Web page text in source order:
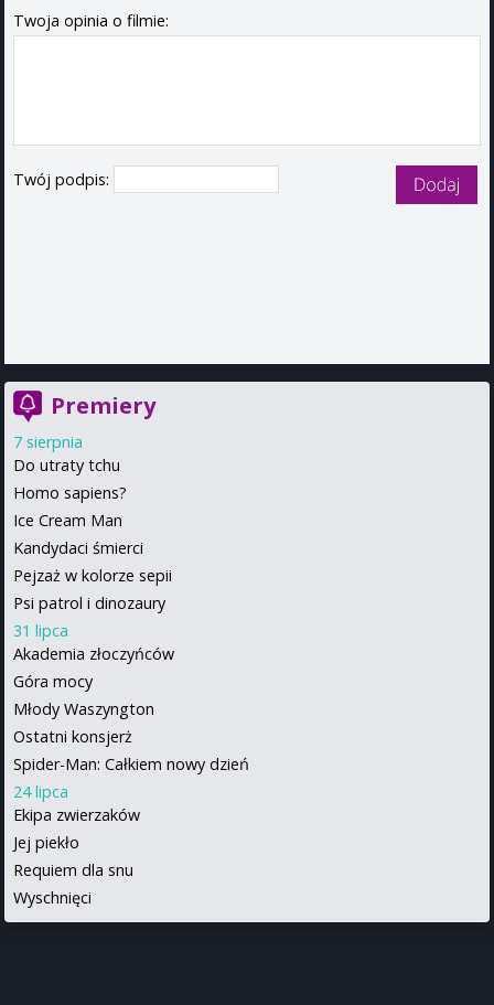
Twoja opinia o filmie:
Twój podpis:
Premiery
7 sierpnia
Do utraty tchu
Homo sapiens?
Ice Cream Man
Kandydaci śmierci
Pejzaż w kolorze sepii
Psi patrol i dinozaury
31 lipca
Akademia złoczyńców
Góra mocy
Młody Waszyngton
Ostatni konsjerż
Spider-Man: Całkiem nowy dzień
24 lipca
Ekipa zwierzaków
Jej piekło
Requiem dla snu
Wyschnięci